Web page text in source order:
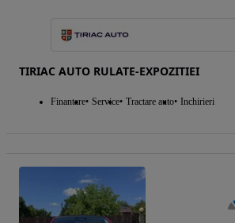
TIRIAC AUTO RULATE-EXPOZITIEI
Finantare Service Tractare auto Inchirieri